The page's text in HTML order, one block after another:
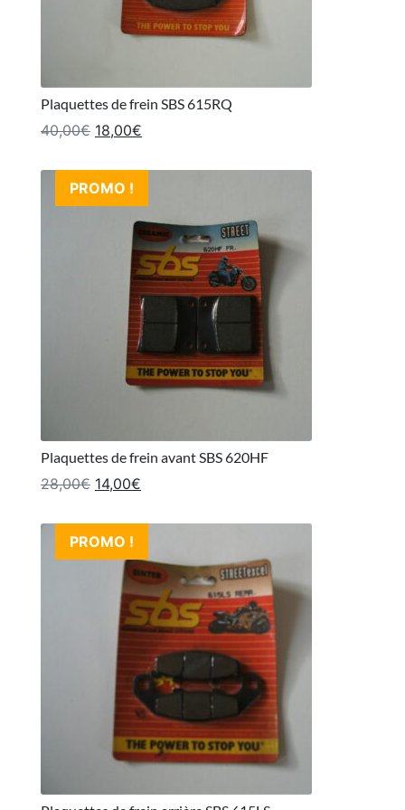
Plaquettes de frein SBS 615RQ
40,00€ Le prix initial était : 40,00€.
18,00€
PROMO !
Plaquettes de frein avant SBS 620HF
28,00€ Le prix initial était : 28,00€.
14,00€
PROMO !